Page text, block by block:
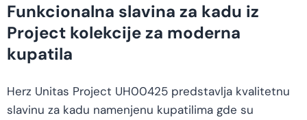
Funkcionalna slavina za kadu iz
Project kolekcije za moderna
kupatila
Herz Unitas Project UH00425 predstavlja kvalitetnu
slavinu za kadu namenjenu kupatilima gde su